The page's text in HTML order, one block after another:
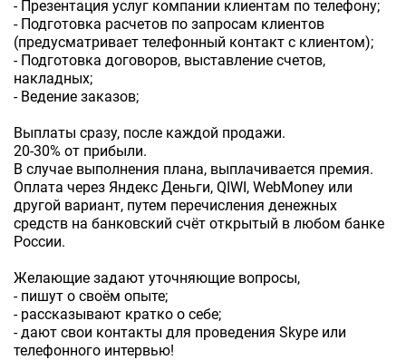
- Презентация услуг компании клиентам по телефону;
- Подготовка расчетов по запросам клиентов
(предусматривает телефонный контакт с клиентом);
- Подготовка договоров, выставление счетов,
накладных;
- Ведение заказов;
Выплаты сразу, после каждой продажи.
20-30% от прибыли.
В случае выполнения плана, выплачивается премия.
Оплата через Яндекс Деньги, QIWI, WebMoney или
другой вариант, путем перечисления денежных
средств на банковский счёт открытый в любом банке
России.
Желающие задают уточняющие вопросы,
- пишут о своём опыте;
- рассказывают кратко о себе;
- дают свои контакты для проведения Skype или
телефонного интервью!